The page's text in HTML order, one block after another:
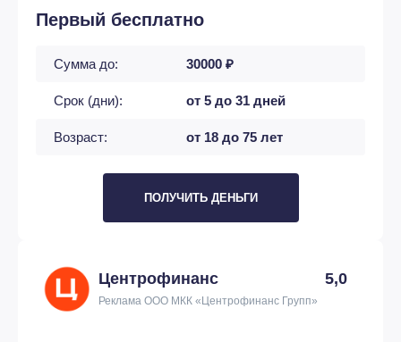
Первый бесплатно
Сумма до: 30000 ₽
Срок (дни): от 5 до 31 дней
Возраст: от 18 до 75 лет
ПОЛУЧИТЬ ДЕНЬГИ
Центрофинанс 5,0
Реклама ООО МКК «Центрофинанс Групп»